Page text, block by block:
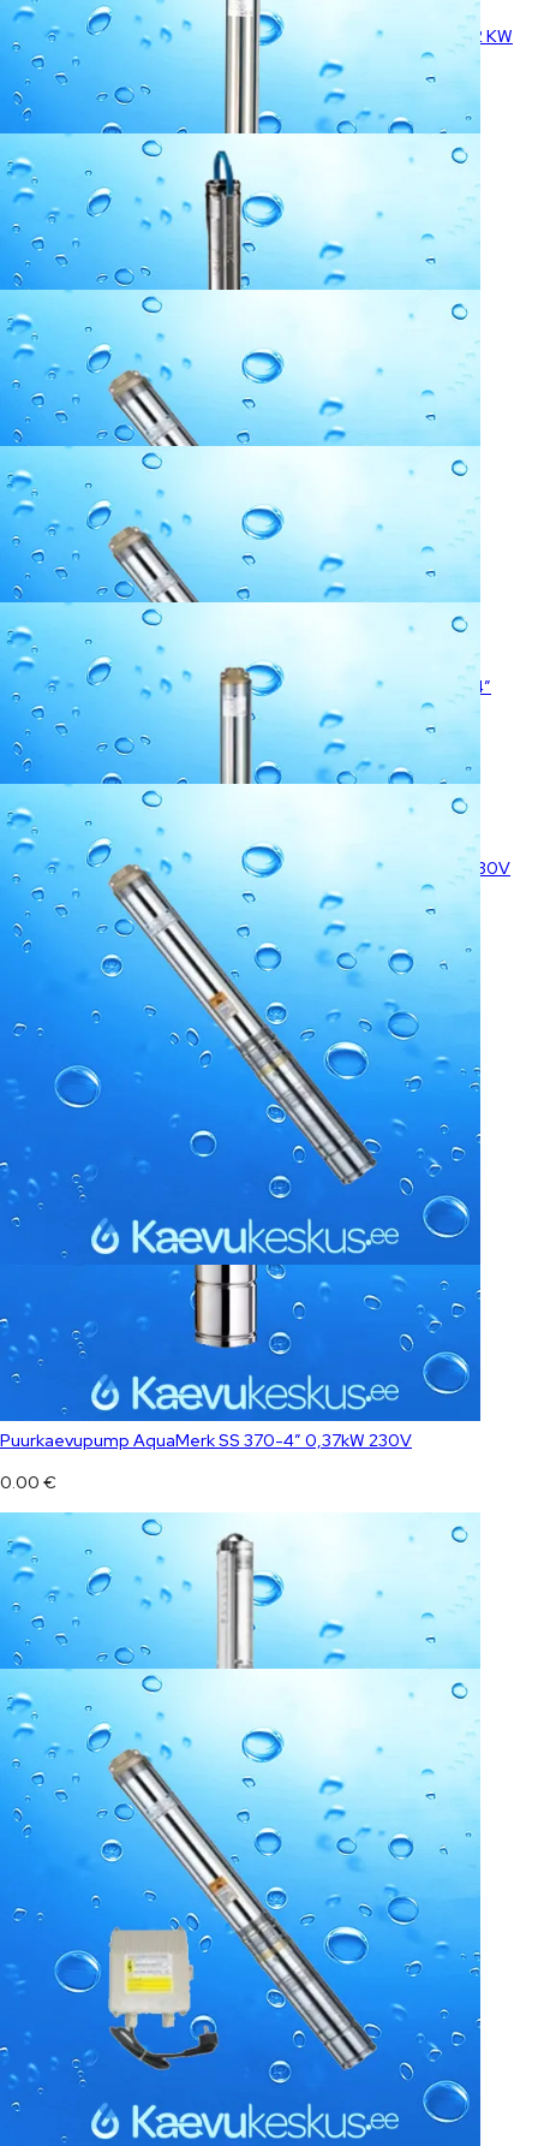
Puurkaevupump Pedrollo 4S8-13s / Calpeda 4SD 10/12. 4″ 2,2 KW
3x400V
842.59
Puurkaevupump Grundfos SQE 2-55 3″ 0,69kW 230V
944.23€
Puurkaevupump AquaMerk SUB250-4 / 3″ 0,25kW 230V
242.92
€
Puurkaevupump AquaMerk SUB750-2 / 3″ 0,75kW 230V
312.03
€
Puurkaevupump Pedrollo 4SR2-9s / Calpeda 4SDFM 22/10. 4″
0,55kW 230V
487.87
Puurkaevupump AquaMerk SUB550-Slim / 2,5″tolli 0,55kW 230V
353.70
€
Puurkaevupump AquaMerk SS 370-4″ 0,37kW 230V
0.00 €
Puurkaevupump Grundfos SQE 2-70 3″ 0,9 KW 230v
1015.38€
Puurkaevupump AquaMerk SUB1100-4 / 3″ 1,1kW 230V
0.00
€
Kaevukeskus OÜ
Kontor/ladu : Kadaka tee 72f, Tallinn, 12618
Registrikood 11868546
email: info@kaevukeskus.ee
tel: +372 56 691 999
Swedbank a/a
EE852200221048560116